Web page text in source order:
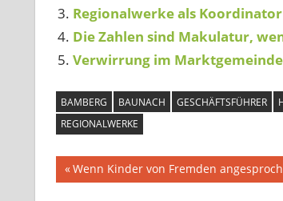
Regionalwerke als
Die Zahlen sind Makulatur,
Verwirrung im
BAMBERG BAUNACH GESCHÄFTSFÜHRER
REGIONALWERKE
Beitragsnavigation
Vorheriger
Beitrag:
Wenn Kinder von Fremden